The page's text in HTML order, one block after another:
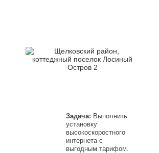
Задача: Выполнить
установку
высокоскоростного
интернета с
выгодным тарифом.